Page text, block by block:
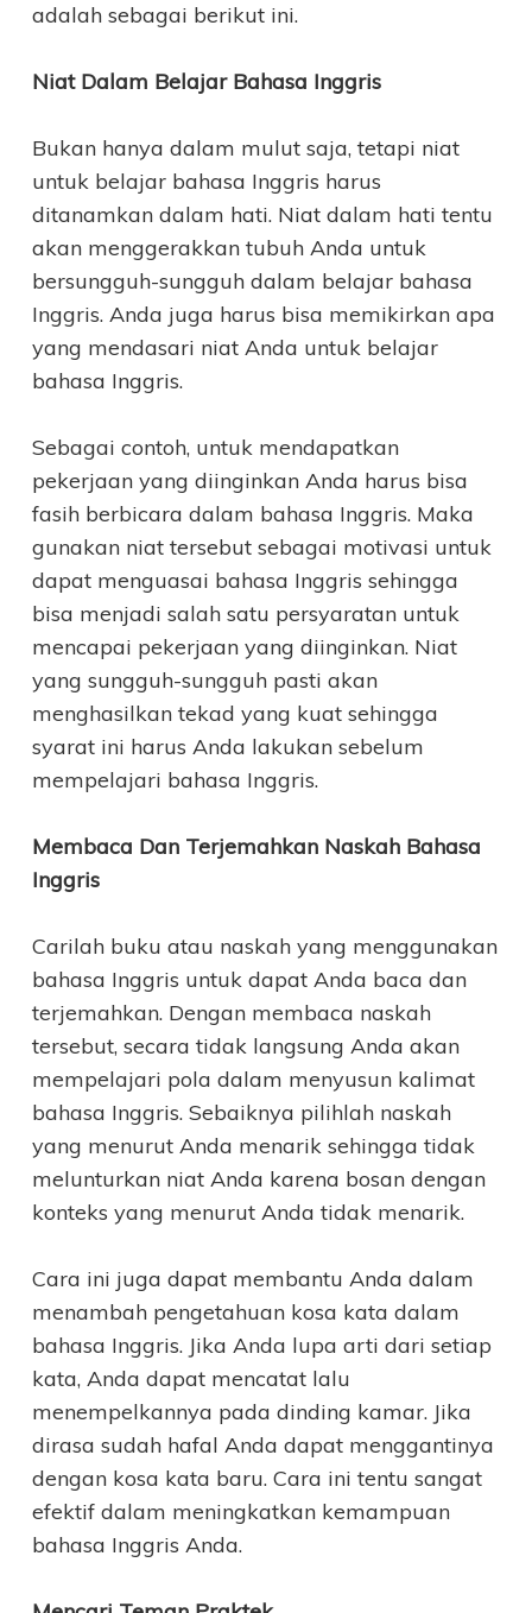
adalah sebagai berikut ini.
Niat Dalam Belajar Bahasa Inggris
Bukan hanya dalam mulut saja, tetapi niat
untuk belajar bahasa Inggris harus
ditanamkan dalam hati. Niat dalam hati tentu
akan menggerakkan tubuh Anda untuk
bersungguh-sungguh dalam belajar bahasa
Inggris. Anda juga harus bisa memikirkan apa
yang mendasari niat Anda untuk belajar
bahasa Inggris.
Sebagai contoh, untuk mendapatkan
pekerjaan yang diinginkan Anda harus bisa
fasih berbicara dalam bahasa Inggris. Maka
gunakan niat tersebut sebagai motivasi untuk
dapat menguasai bahasa Inggris sehingga
bisa menjadi salah satu persyaratan untuk
mencapai pekerjaan yang diinginkan. Niat
yang sungguh-sungguh pasti akan
menghasilkan tekad yang kuat sehingga
syarat ini harus Anda lakukan sebelum
mempelajari bahasa Inggris.
Membaca Dan Terjemahkan Naskah Bahasa
Inggris
Carilah buku atau naskah yang menggunakan
bahasa Inggris untuk dapat Anda baca dan
terjemahkan. Dengan membaca naskah
tersebut, secara tidak langsung Anda akan
mempelajari pola dalam menyusun kalimat
bahasa Inggris. Sebaiknya pilihlah naskah
yang menurut Anda menarik sehingga tidak
melunturkan niat Anda karena bosan dengan
konteks yang menurut Anda tidak menarik.
Cara ini juga dapat membantu Anda dalam
menambah pengetahuan kosa kata dalam
bahasa Inggris. Jika Anda lupa arti dari setiap
kata, Anda dapat mencatat lalu
menempelkannya pada dinding kamar. Jika
dirasa sudah hafal Anda dapat menggantinya
dengan kosa kata baru. Cara ini tentu sangat
efektif dalam meningkatkan kemampuan
bahasa Inggris Anda.